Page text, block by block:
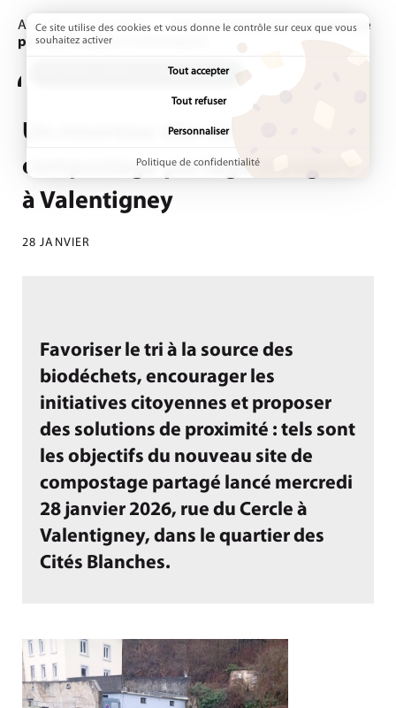
Accueil Actualités Page active :
Un nouveau site de compostage
partagé inauguré à Valentigney
ADDTOANY (SHARE) EST DÉSACTIVÉ.
Un nouveau site de
compostage partagé inauguré
à Valentigney
28 JANVIER
Favoriser le tri à la source des
biodéchets, encourager les
initiatives citoyennes et proposer
des solutions de proximité : tels sont
les objectifs du nouveau site de
compostage partagé lancé mercredi
28 janvier 2026, rue du Cercle à
Valentigney, dans le quartier des
Cités Blanches.
Ce site utilise des cookies et vous donne le contrôle sur ceux que vous
souhaitez activer
Tout accepter
Tout refuser
Personnaliser
Politique de confidentialité